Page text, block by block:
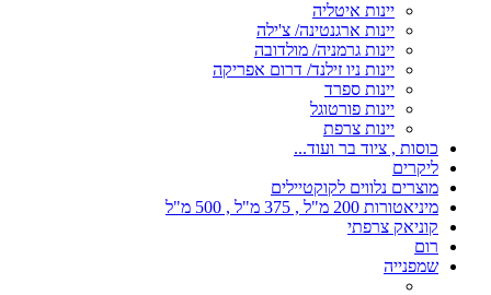
יינות איטליה
יינות ארגנטינה/ צ'ילה
יינות גרמניה/ מולדובה
יינות ניו זילנד/ דרום אפריקה
יינות ספרד
יינות פורטוגל
יינות צרפת
כוסות , ציוד בר ועוד...
ליקרים
מוצרים נלווים לקוקטיילים
מיניאטורות 200 מ"ל , 375 מ"ל , 500 מ"ל
קוניאק צרפתי
רום
שמפנייה